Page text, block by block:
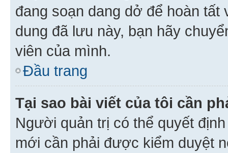
đang soạn dang dở để hoàn
dung đã lưu này, bạn hãy
viên của mình.
Đầu trang
Tại sao bài viết của tôi cần
Người quản trị có thể quyết
mới cần phải được kiểm duyệt